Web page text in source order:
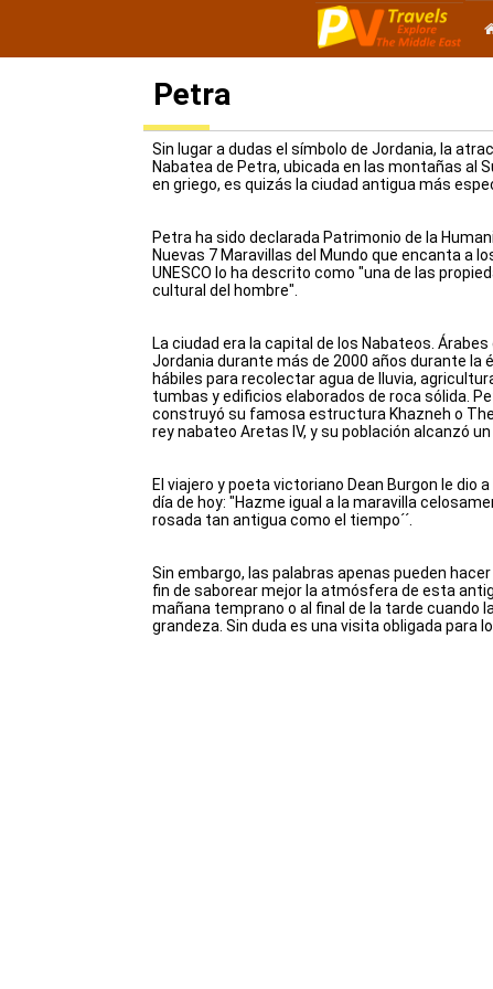
Petra
Sin lugar a dudas el símbolo de Jordania, la
Nabatea de Petra, ubicada en las montañas al
en griego, es quizás la ciudad antigua más
Petra ha sido declarada Patrimonio de la
Nuevas 7 Maravillas del Mundo que encanta a
UNESCO lo ha descrito como "una de las
cultural del hombre".
La ciudad era la capital de los Nabateos.
Jordania durante más de 2000 años durante la
hábiles para recolectar agua de lluvia,
tumbas y edificios elaborados de roca sólida.
construyó su famosa estructura Khazneh o
rey nabateo Aretas IV, y su población alcanzó
El viajero y poeta victoriano Dean Burgon le dio
día de hoy: "Hazme igual a la maravilla
rosada tan antigua como el tiempo´´.
Sin embargo, las palabras apenas pueden
fin de saborear mejor la atmósfera de esta
mañana temprano o al final de la tarde cuando
grandeza. Sin duda es una visita obligada para